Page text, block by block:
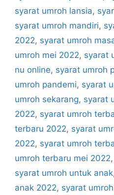
syarat umroh lansia,
syarat umroh mandiri,
2022, syarat umroh
umroh mei 2022, syarat
nu online, syarat umroh
umroh pandemi, syarat
umroh sekarang, syarat
2022, syarat umroh
terbaru 2022, syarat
2022, syarat umroh
umroh terbaru mei 2022,
syarat umroh untuk anak
anak 2022, syarat